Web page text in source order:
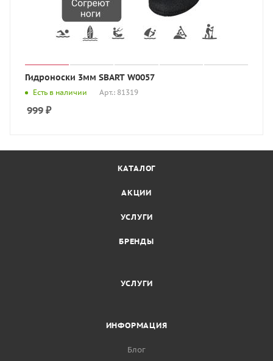
Гидроноски 3мм SBART W0057
Есть в наличии Арт.: 81319
999 ₽
КАТАЛОГ
АКЦИИ
УСЛУГИ
БРЕНДЫ
УСЛУГИ
ИНФОРМАЦИЯ
Блог